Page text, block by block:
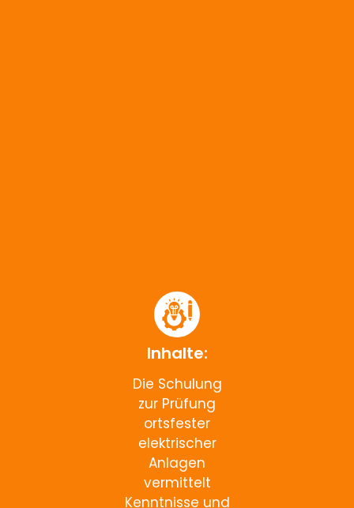
Inhalte:
Die Schulung
zur Prüfung
ortsfester
elektrischer
Anlagen
vermittelt
Kenntnisse und